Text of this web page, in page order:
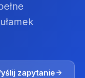
zapytanie